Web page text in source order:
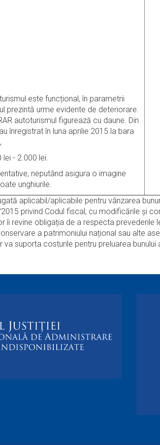
este funcțional, în parametrii
prezintă urme evidente de deteriorare.
autoturismul figurează cu daune. Din
înregistrat în luna aprilie 2015 la bara
- 2.000 lei.
neputând asigura o imagine
unghiurile.
aplicabil/aplicabile pentru vânzarea
privind Codul fiscal, cu modificările şi
îi revine obligația de a respecta prevederile
a patrimoniului național sau alte
suporta costurile pentru preluarea bunului